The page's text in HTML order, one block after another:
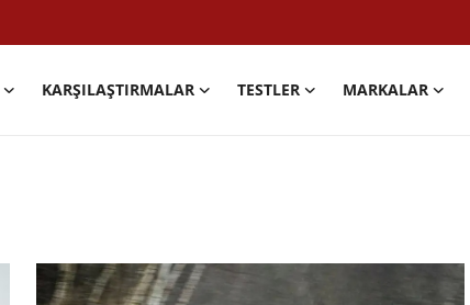
KARŞILAŞTIRMALAR TESTLER MARKALAR